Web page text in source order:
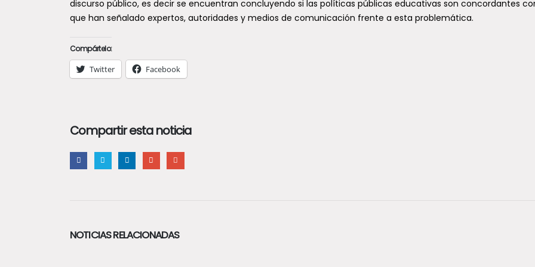
discurso público, es decir se encuentran concluyendo si las políticas públicas educativas son concordantes
que han señalado expertos, autoridades y medios de comunicación frente a esta problemática.
Compártelo:
Twitter Facebook
Compartir esta noticia
NOTICIAS RELACIONADAS